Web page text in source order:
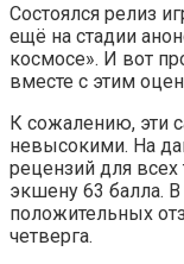
Состоялся релиз
ещё на стадии
космосе». И вот
вместе с этим
К сожалению, эти
невысокими. На
рецензий для
экшену 63 балла.
положительных
четверга.